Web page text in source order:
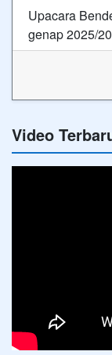
Upacara
genap 2025/
Video